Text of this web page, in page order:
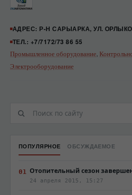
АДРЕС: Р-Н САРЫАРКА, УЛ.
ТЕЛ.: +7/7172/73 86 55
Промышленное оборудование,
Электрооборудование
ПОПУЛЯРНОЕ ОБСУЖДАЕМОЕ
Отопительный сезон
24 апреля 2015, 15:27